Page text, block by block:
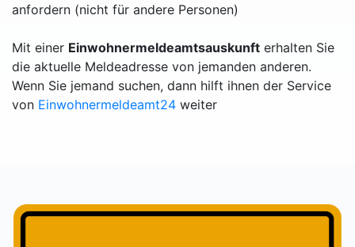
anfordern (nicht für andere Personen)
Mit einer Einwohnermeldeamtsauskunft erhalten Sie
die aktuelle Meldeadresse von jemanden anderen.
Wenn Sie jemand suchen, dann hilft ihnen der Service
von Einwohnermeldeamt24 weiter